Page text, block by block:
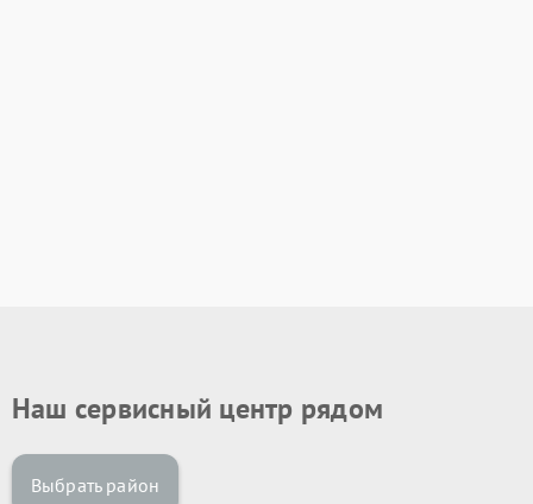
Наш сервисный центр рядом
Выбрать район